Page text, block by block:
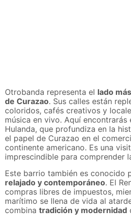
Otrobanda representa el lado
de Curazao. Sus calles están
coloridos, cafés creativos y
música en vivo. Aquí encontrarás
Hulanda, que profundiza en la
el papel de Curazao en el
continente americano. Es una
imprescindible para comprender
Este barrio también es conocido
relajado y contemporáneo. El
compras libres de impuestos,
marítimo se llena de vida al
combina tradición y modernidad